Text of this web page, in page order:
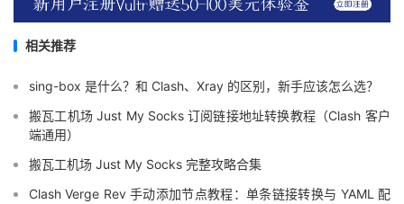
相关推荐
sing-box 是什么？和 Clash、Xray 的区别，新手应该怎么选？
搬瓦工机场 Just My Socks 订阅链接地址转换教程（Clash 客户
端通用）
搬瓦工机场 Just My Socks 完整攻略合集
Clash Verge Rev 手动添加节点教程：单条链接转换与 YAML 配